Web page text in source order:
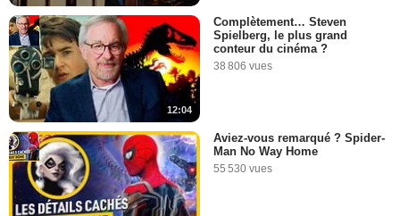
12:04
Complètement… Steven
Spielberg, le plus grand
conteur du cinéma ?
38 806 vues
Aviez-vous remarqué ? Spider-
Man No Way Home
55 530 vues